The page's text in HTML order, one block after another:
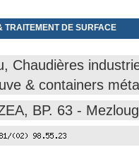
TRAITEMENT DE SURFACE
Chaudières
& containers
BP. 63 - Mezloug